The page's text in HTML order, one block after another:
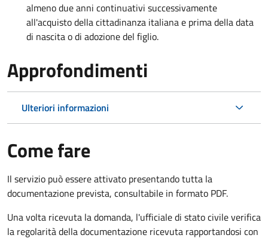
almeno due anni continuativi successivamente
all'acquisto della cittadinanza italiana e prima della data
di nascita o di adozione del figlio.
Approfondimenti
Ulteriori informazioni
Come fare
Il servizio può essere attivato presentando tutta la
documentazione prevista, consultabile in formato PDF.
Una volta ricevuta la domanda, l'ufficiale di stato civile verifica
la regolarità della documentazione ricevuta rapportandosi con